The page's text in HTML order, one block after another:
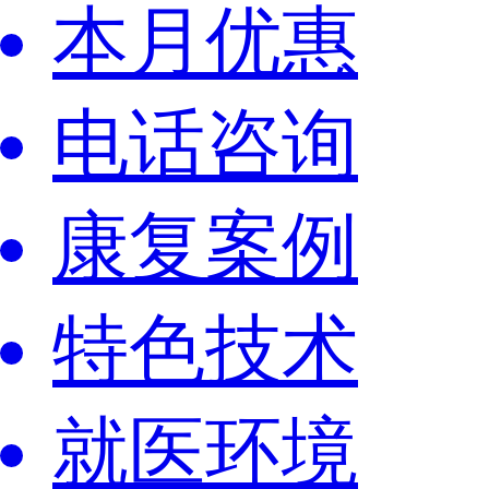
本月优惠
电话咨询
康复案例
特色技术
就医环境